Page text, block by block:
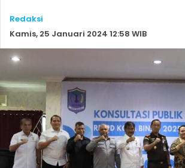
Redaksi
Kamis, 25 Januari 2024 12:58 WIB